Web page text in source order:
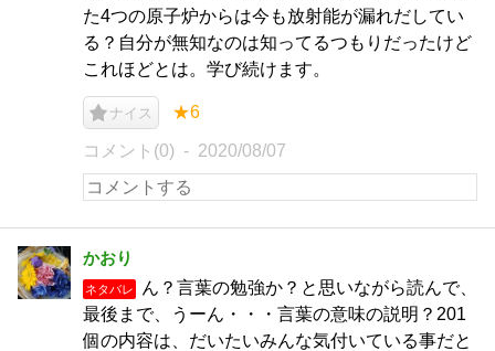
た4つの原子炉からは今も放射能が漏れだしてい
る？自分が無知なのは知ってるつもりだったけど
これほどとは。学び続けます。
ナイス ★6
コメント(0) 2020/08/07
かおり
ネタバレ
ん？言葉の勉強か？と思いながら読んで、
最後まで、うーん・・・言葉の意味の説明？201
個の内容は、だいたいみんな気付いている事だと